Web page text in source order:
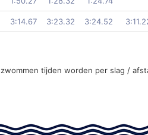
3:14.67 3:23.32 3:24.52
tijden worden per slag /